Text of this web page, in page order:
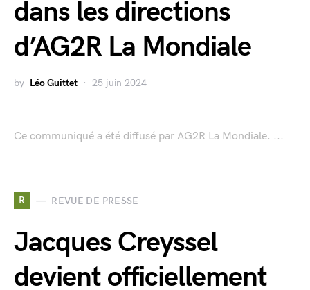
dans les directions
d’AG2R La Mondiale
by Léo Guittet 25 juin 2024
Ce communiqué a été diffusé par AG2R La Mondiale. ...
R REVUE DE PRESSE
Jacques Creyssel
devient officiellement